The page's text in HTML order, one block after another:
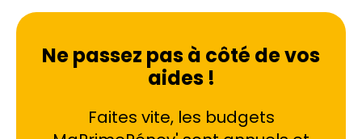
une priorité absolue pour les propriétaires
cadre de vie. De nombreuses propriétés dans ce
zona peu peuplé sont classées comme passoires
thermiques, affichant des étiquettes DPE de
et équipés de systèmes de chauffage obsolètes,
entraînent des déperditions de chaleur
Ne passez pas à côté de vos
aides !
Faites vite, les budgets